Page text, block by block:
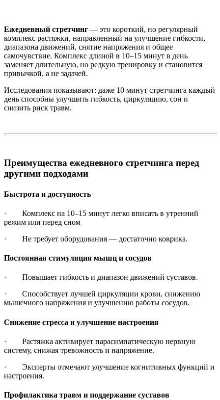
Ежедневный стретчинг — это короткий, но регулярный
комплекс растяжки, направленный на улучшение гибкости,
диапазона движений, снятие напряжения и общее
самочувствие. Комплекс длиной в 10–15 минут в день
заменяет длительную, но редкую тренировку и становится
привычкой, а не задачей.
Исследования показывают: даже 10 минут стретчинга каждый
день способны улучшить гибкость, циркуляцию, сон и
снизить риск травм.
Преимущества ежедневного стретчинга перед
другими подходами
Быстрота и доступность
· Комплекс на 10–15 минут легко вписать в утренний
режим или перед сном
· Не требует оборудования — достаточно коврика.
Постоянная стимуляция мышц и сосудов
· Повышает гибкость и диапазон движений суставов.
· Способствует лучшей циркуляции крови, снижению
мышечного напряжения и улучшению работы сосудов.
Снижение стресса и улучшение настроения
· Растяжка активирует парасимпатическую нервную
систему, снижая тревожность и напряжение.
· Эксперты отмечают улучшение когнитивных функций и
настроения.
Профилактика травм и поддержание суставов